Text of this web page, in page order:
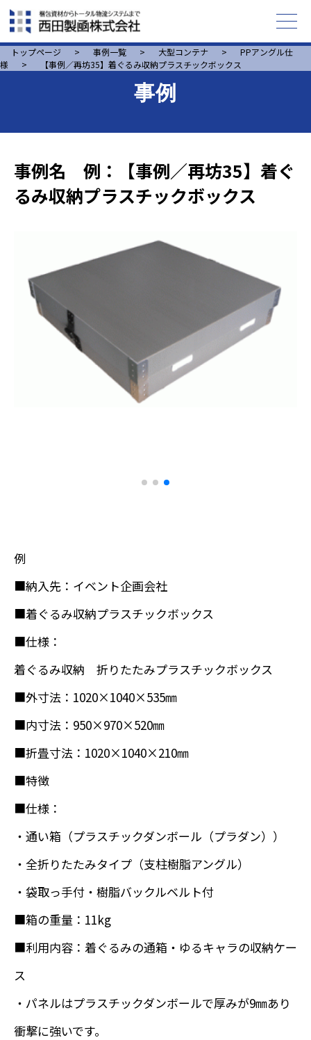
事例
トップページ > 事例一覧 > 大型コンテナ >
PPアングル仕
様
> 【事例／再坊35】着ぐるみ収納プラスチックボックス
事例名 例：【事例／再坊35】着ぐ
るみ収納プラスチックボックス
例
■納入先：イベント企画会社
■着ぐるみ収納プラスチックボックス
■仕様：
着ぐるみ収納 折りたたみプラスチックボックス
■外寸法：1020×1040×535㎜
■内寸法：950×970×520㎜
■折畳寸法：1020×1040×210㎜
■特徴
■仕様：
・通い箱（プラスチックダンボール（プラダン））
・全折りたたみタイプ（支柱樹脂アングル）
・袋取っ手付・樹脂バックルベルト付
■箱の重量：11kg
■利用内容：着ぐるみの通箱・ゆるキャラの収納ケー
ス
・パネルはプラスチックダンボールで厚みが9㎜あり
衝撃に強いです。